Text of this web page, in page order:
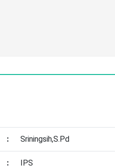
: Sriningsih,S.Pd
: IPS